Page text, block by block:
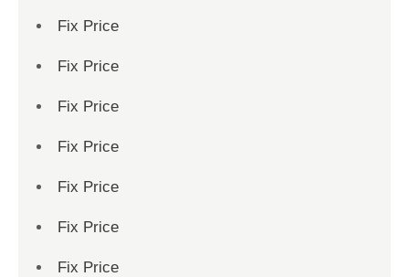
Fix Price
Fix Price
Fix Price
Fix Price
Fix Price
Fix Price
Fix Price